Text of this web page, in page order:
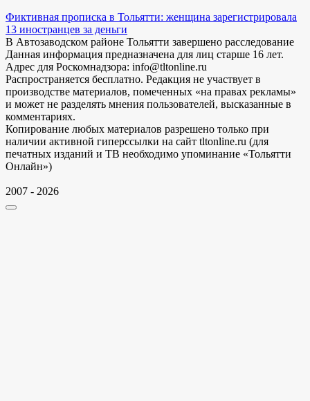
Фиктивная прописка в Тольятти: женщина зарегистрировала
13 иностранцев за деньги
В Автозаводском районе Тольятти завершено расследование
Данная информация предназначена для лиц старше 16 лет.
Адрес для Роскомнадзора: info@tltonline.ru
Распространяется бесплатно. Редакция не участвует в
производстве материалов, помеченных «на правах рекламы»
и может не разделять мнения пользователей, высказанные в
комментариях.
Копирование любых материалов разрешено только при
наличии активной гиперссылки на сайт tltonline.ru (для
печатных изданий и ТВ необходимо упоминание «Тольятти
Онлайн»)
2007 - 2026